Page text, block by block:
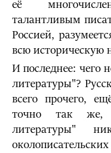
её
талантливым
Россией,
всю историческую
И последнее: чего
литературы"?
всего прочего,
точно так же,
литературы"